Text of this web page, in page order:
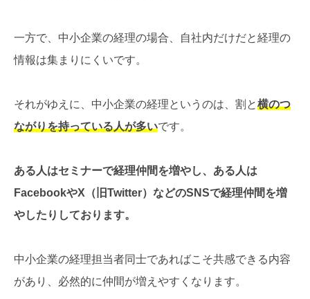
一方で、中小企業の経理の場合、自社内だけだと経理の
情報は集まりにくいです。
それがゆえに、中小企業の経理というのは、割と横のつ
ながりを持っている人が多いです。
ある人はセミナーで経理仲間を増やし、ある人は
FacebookやX（旧Twitter）などのSNSで経理仲間を増
やしたりしております。
中小企業の経理担当者同士であればこそ共感できる内容
があり、必然的に仲間が増えやすくなります。